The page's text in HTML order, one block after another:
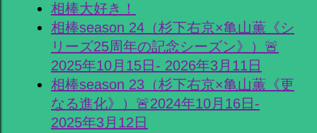
相棒大好き！
相棒season 24（杉下右京×亀山薫《シ
リーズ25周年の記念シーズン》）🚨
2025年10月15日- 2026年3月11日
相棒season 23（杉下右京×亀山薫《更
なる進化》）🚨2024年10月16日-
2025年3月12日